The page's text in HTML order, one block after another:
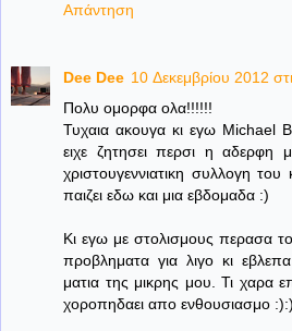
Απάντηση
Dee Dee 10 Δεκεμβρίου 2012
Πολυ ομορφα ολα!!!!!!
Τυχαια ακουγα κι εγω Michael
ειχε ζητησει περσι η
χριστουγεννιατικη συλλογη
παιζει εδω και μια εβδομαδα :)
Κι εγω με στολισμους περασα
προβληματα για λιγο κι
ματια της μικρης μου. Τι χαρα
χοροπηδαει απο ενθουσιασμο :):)